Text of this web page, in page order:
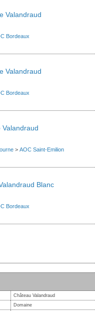
Valandraud
Bordeaux
Valandraud
Bordeaux
Valandraud
> AOC Saint-Emilion
Blanc
Bordeaux
Château Valandraud
Domaine